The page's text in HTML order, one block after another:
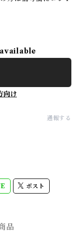
向け
通報する
ポスト
品